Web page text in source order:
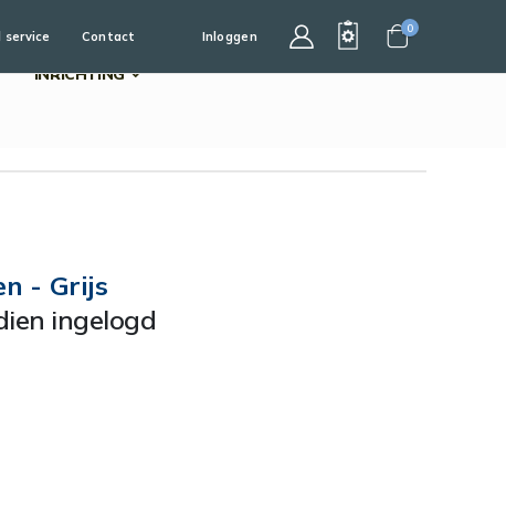
service Contact Inloggen
Cart
0
INRICHTING
- Grijs
ingelogd